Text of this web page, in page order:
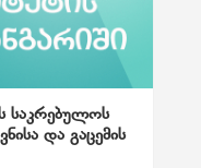
საკრებულოს
და გაცემის